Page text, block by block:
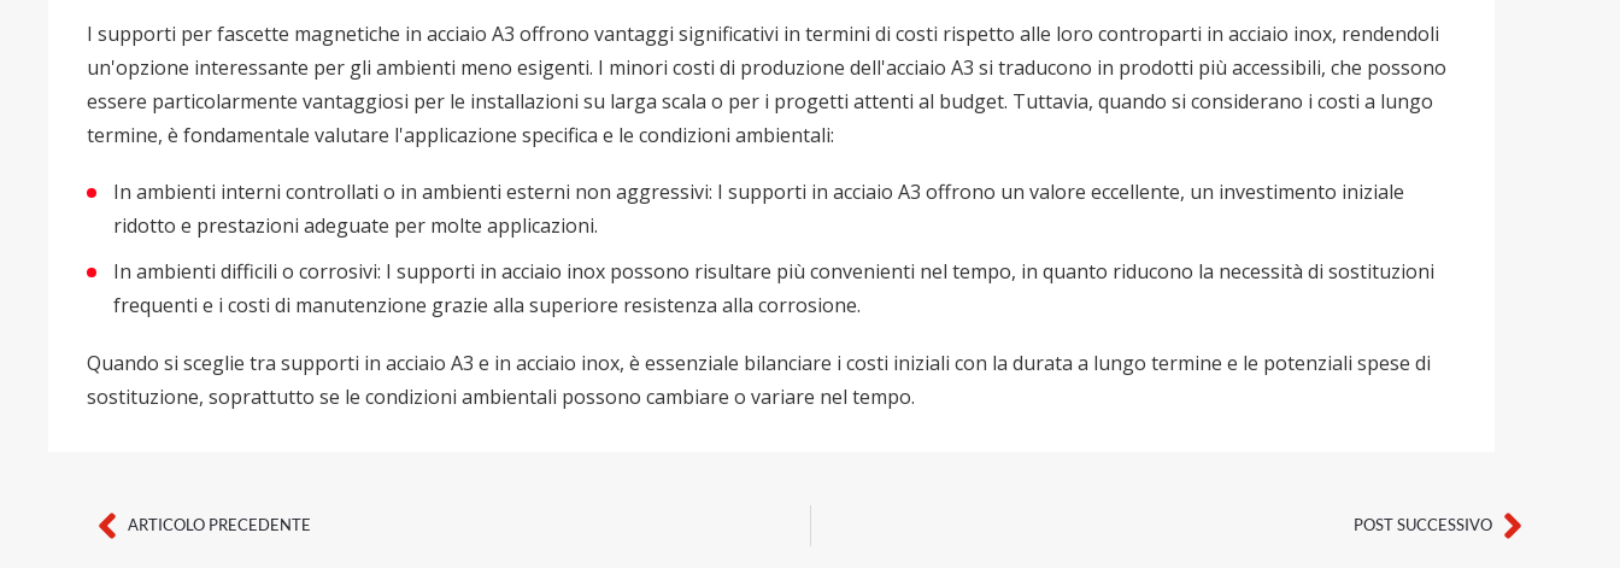
I supporti per fascette magnetiche in acciaio A3 offrono vantaggi significativi in termini di costi rispetto alle loro controparti in acciaio inox, rendendoli
un'opzione interessante per gli ambienti meno esigenti. I minori costi di produzione dell'acciaio A3 si traducono in prodotti più accessibili, che possono
essere particolarmente vantaggiosi per le installazioni su larga scala o per i progetti attenti al budget. Tuttavia, quando si considerano i costi a lungo
termine, è fondamentale valutare l'applicazione specifica e le condizioni ambientali:
In ambienti interni controllati o in ambienti esterni non aggressivi: I supporti in acciaio A3 offrono un valore eccellente, un investimento iniziale
ridotto e prestazioni adeguate per molte applicazioni.
In ambienti difficili o corrosivi: I supporti in acciaio inox possono risultare più convenienti nel tempo, in quanto riducono la necessità di sostituzioni
frequenti e i costi di manutenzione grazie alla superiore resistenza alla corrosione.
Quando si sceglie tra supporti in acciaio A3 e in acciaio inox, è essenziale bilanciare i costi iniziali con la durata a lungo termine e le potenziali spese di
sostituzione, soprattutto se le condizioni ambientali possono cambiare o variare nel tempo.
Precedente
ARTICOLO PRECEDENTE POST SUCCESSIVO